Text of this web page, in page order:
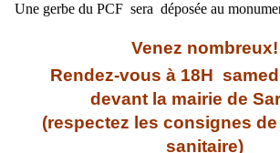
Une gerbe du PCF sera déposée au
Venez nombreux!
Rendez-vous à 18H
devant la mairie de
(respectez les consignes
sanitaire)